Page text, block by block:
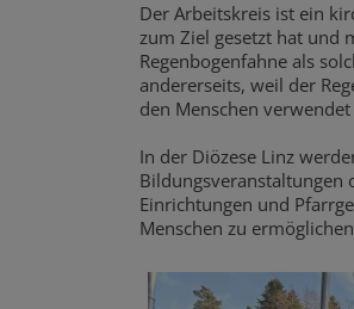
Der Arbeitskreis ist ein
zum Ziel gesetzt hat und
Regenbogenfahne als
andererseits, weil der
den Menschen
In der Diözese Linz
Einrichtungen und
Menschen zu